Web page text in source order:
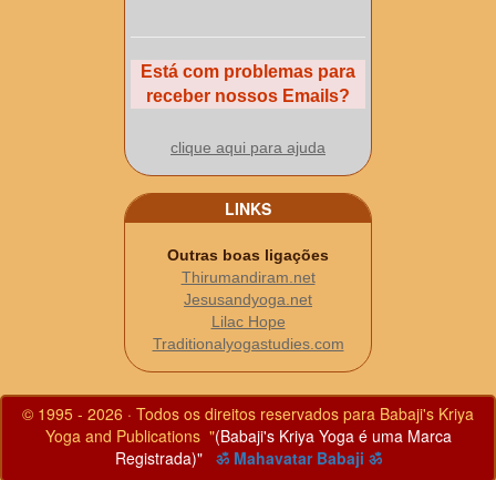
Está com problemas para
receber nossos Emails?
clique aqui para ajuda
LINKS
Outras boas ligações
Thirumandiram.net
Jesusandyoga.net
Lilac Hope
Traditionalyogastudies.com
© 1995 - 2026 · Todos os direitos reservados para Babaji's Kriya
Yoga and Publications "(Babaji's Kriya Yoga é uma Marca
Registrada)"
ॐ Mahavatar Babaji ॐ